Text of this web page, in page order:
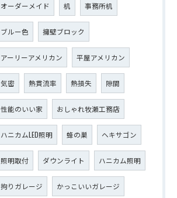
オーダーメイド 机 事務所机
ブルー色 擁壁ブロック
アーリーアメリカン 平屋アメリカン
気密 熱貫流率 熱損失 隙間
性能のいい家 おしゃれ牧瀬工務店
ハニカムLED照明 蜂の巣 ヘキサゴン
照明取付 ダウンライト ハニカム照明
拘りガレージ かっこいいガレージ